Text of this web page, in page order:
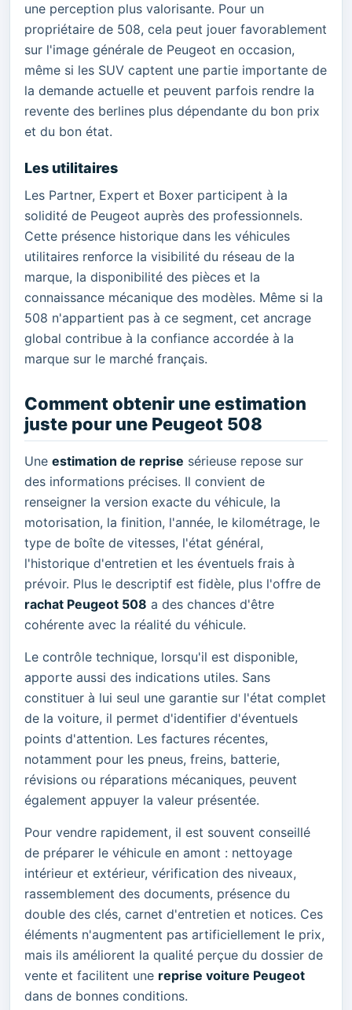
une perception plus valorisante. Pour un
propriétaire de 508, cela peut jouer favorablement
sur l'image générale de Peugeot en occasion,
même si les SUV captent une partie importante de
la demande actuelle et peuvent parfois rendre la
revente des berlines plus dépendante du bon prix
et du bon état.
Les utilitaires
Les Partner, Expert et Boxer participent à la
solidité de Peugeot auprès des professionnels.
Cette présence historique dans les véhicules
utilitaires renforce la visibilité du réseau de la
marque, la disponibilité des pièces et la
connaissance mécanique des modèles. Même si la
508 n'appartient pas à ce segment, cet ancrage
global contribue à la confiance accordée à la
marque sur le marché français.
Comment obtenir une estimation
juste pour une Peugeot 508
Une estimation de reprise sérieuse repose sur
des informations précises. Il convient de
renseigner la version exacte du véhicule, la
motorisation, la finition, l'année, le kilométrage, le
type de boîte de vitesses, l'état général,
l'historique d'entretien et les éventuels frais à
prévoir. Plus le descriptif est fidèle, plus l'offre de
rachat Peugeot 508 a des chances d'être
cohérente avec la réalité du véhicule.
Le contrôle technique, lorsqu'il est disponible,
apporte aussi des indications utiles. Sans
constituer à lui seul une garantie sur l'état complet
de la voiture, il permet d'identifier d'éventuels
points d'attention. Les factures récentes,
notamment pour les pneus, freins, batterie,
révisions ou réparations mécaniques, peuvent
également appuyer la valeur présentée.
Pour vendre rapidement, il est souvent conseillé
de préparer le véhicule en amont : nettoyage
intérieur et extérieur, vérification des niveaux,
rassemblement des documents, présence du
double des clés, carnet d'entretien et notices. Ces
éléments n'augmentent pas artificiellement le prix,
mais ils améliorent la qualité perçue du dossier de
vente et facilitent une reprise voiture Peugeot
dans de bonnes conditions.